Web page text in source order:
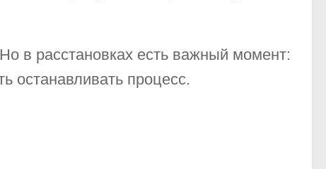
в расстановках есть важный момент:
останавливать процесс.